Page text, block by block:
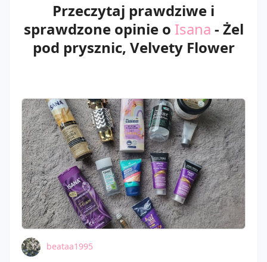
Przeczytaj prawdziwe i
sprawdzone opinie o Isana - Żel
pod prysznic, Velvety Flower
beataa1995